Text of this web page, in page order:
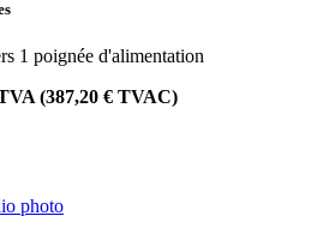
1 poignée d'alimentation
(387,20 € TVAC)